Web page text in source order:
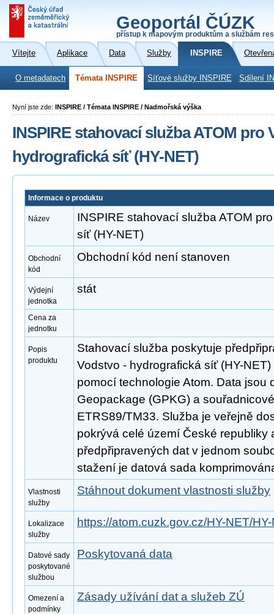
Geoportál ČÚZK
přístup k mapovým produktům a službám
Vítejte Aplikace Data Služby INSPIRE
O metadatech Témata INSPIRE Síťové služby INSPIRE Sdílení
Nyní jste zde: INSPIRE / Témata INSPIRE / Nadmořská výška
INSPIRE stahovací služba ATOM pro
hydrografická síť (HY-NET)
Informace o produktu
Název
INSPIRE stahovací služba ATOM
síť (HY-NET)
Obchodní
kód
Obchodní kód není stanoven
Výdejní
jednotka
stát
Cena za
jednotku
Popis
produktu
Stahovací služba poskytuje
Vodstvo - hydrografická síť (HY-
pomocí technologie Atom. Data jsou
Geopackage (GPKG) a
ETRS89/TM33. Služba je veřejně
pokrývá celé území České republiky
předpřipravených dat v jednom
stažení je datová sada
Vlastnosti
služby
Stáhnout dokument vlastnosti služby
Lokalizace
služby
https://atom.cuzk.gov.cz/HY-NET/
Datové sady
poskytované
službou
Poskytovaná data
Omezení a
podmínky
Zásady užívání dat a služeb ZÚ